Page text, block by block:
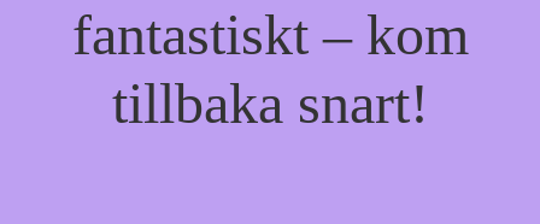
fantastiskt – kom
tillbaka snart!